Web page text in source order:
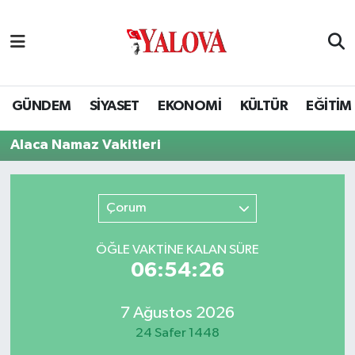
GÜNDEM SİYASET EKONOMİ KÜLTÜR EĞİTİM
Alaca Namaz Vakitleri
Çorum
ÖĞLE VAKTİNE KALAN SÜRE
06:54:25
7 Ağustos 2026
24 Safer 1448
SİYASET
EKONOMİ
BİLİM VE TEKNOLOJİ
Yalova Nöbetçi Eczaneler
Yalova Hava Durumu
Yalova Namaz Vakitleri
Puan Durumu ve Fikstür
Tüm Manşetler